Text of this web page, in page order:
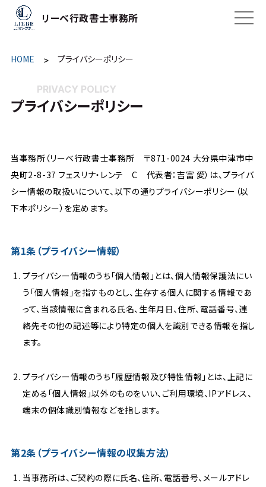
HOME > プライバシーポリシー
PRIVACY POLICY
プライバシーポリシー
当事務所（リーベ行政書士事務所 〒871-0024 大分県中津市中
央町2-8-37 フェスリナ・レンテ C 代表者：吉富 愛）は、プライバ
シー情報の取扱いについて、以下の通りプライバシーポリシー（以
下本ポリシー）を定めます。
第1条（プライバシー情報）
プライバシー情報のうち「個人情報」とは、個人情報保護法にい
う「個人情報」を指すものとし、生存する個人に関する情報であ
って、当該情報に含まれる氏名、生年月日、住所、電話番号、連
絡先その他の記述等により特定の個人を識別できる情報を指し
ます。
プライバシー情報のうち「履歴情報及び特性情報」とは、上記に
定める「個人情報」以外のものをいい、ご利用環境、IPアドレス、
端末の個体識別情報などを指します。
第2条（プライバシー情報の収集方法）
当事務所は、ご契約の際に氏名、住所、電話番号、メールアドレ
リーベ行政書士事務所